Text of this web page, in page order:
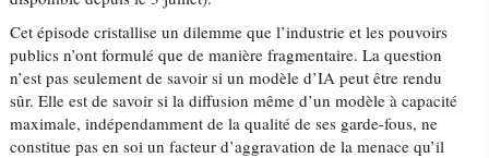
Cet épisode cristallise un dilemme que l’industrie et les pouvoirs
publics n’ont formulé que de manière fragmentaire. La question
n’est pas seulement de savoir si un modèle d’IA peut être rendu
sûr. Elle est de savoir si la diffusion même d’un modèle à capacité
maximale, indépendamment de la qualité de ses garde-fous, ne
constitue pas en soi un facteur d’aggravation de la menace qu’il